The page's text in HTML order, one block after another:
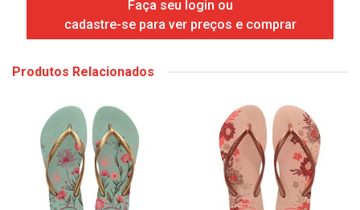
Faça seu login ou
cadastre-se para ver preços e comprar
Produtos Relacionados